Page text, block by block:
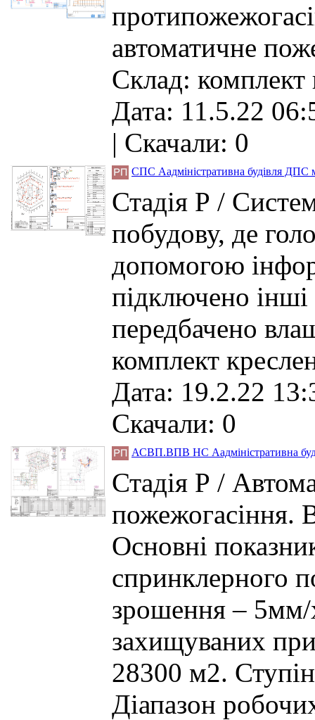
автоматичне
Склад: комплект
Дата: 11.5.22
| Скачали: 0
СПС Аадміністративна будівля ДПС
Стадія Р /
побудову, де
допомогою
підключено
передбачено
комплект
Дата: 19.2.22
Скачали: 0
АСВП.ВПВ НС Аадміністративна
Стадія Р /
пожежогасіння.
Основні
спринклерного
зрошення – 5мм/
захищуваних
28300 м2.
Діапазон